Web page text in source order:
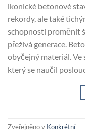
ikonické betonové
rekordy, ale také
schopnosti proměnit
přežívá generace.
obyčejný materiál.
který se naučil
Zveřejněno v Konkrétní